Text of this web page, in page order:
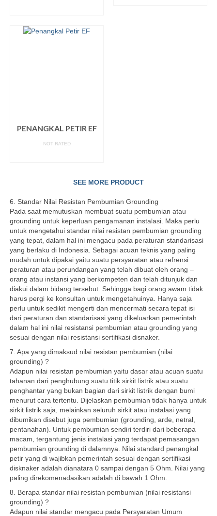
PENANGKAL PETIR EF
NOT RATED
SEE MORE PRODUCT
6. Standar Nilai Resistan Pembumian Grounding
Pada saat memutuskan membuat suatu pembumian atau
grounding untuk keperluan pengamanan instalasi. Maka perlu
untuk mengetahui standar nilai resistan pembumian grounding
yang tepat, dalam hal ini mengacu pada peraturan standarisasi
yang berlaku di Indonesia. Sebagai acuan teknis yang paling
mudah untuk dipakai yaitu suatu persyaratan atau refrensi
peraturan atau perundangan yang telah dibuat oleh orang –
orang atau instansi yang berkompeten dan telah ditunjuk dan
diakui dalam bidang tersebut. Sehingga bagi orang awam tidak
harus pergi ke konsultan untuk mengetahuinya. Hanya saja
perlu untuk sedikit mengerti dan mencermati secara tepat isi
dari peraturan dan standarisasi yang dikeluarkan pemerintah
dalam hal ini nilai resistansi pembumian atau grounding yang
sesuai dengan nilai resistansi sertifikasi disnaker.
7. Apa yang dimaksud nilai resistan pembumian (nilai
grounding) ?
Adapun nilai resistan pembumian yaitu dasar atau acuan suatu
tahanan dari penghubung suatu titik sirkit listrik atau suatu
penghantar yang bukan bagian dari sirkit listrik dengan bumi
menurut cara tertentu. Dijelaskan pembumian tidak hanya untuk
sirkit listrik saja, melainkan seluruh sirkit atau instalasi yang
dibumikan disebut juga pembumian (grounding, arde, netral,
pentanahan). Untuk pembumian sendiri terdiri dari beberapa
macam, tergantung jenis instalasi yang terdapat pemasangan
pembumian grounding di dalamnya. Nilai standard penangkal
petir yang di wajibkan pemerintah sesuai dengan sertifikasi
disknaker adalah dianatara 0 sampai dengan 5 Ohm. Nilai yang
paling direkomenadasikan adalah di bawah 1 Ohm.
8. Berapa standar nilai resistan pembumian (nilai resistansi
grounding) ?
Adapun nilai standar mengacu pada Persyaratan Umum